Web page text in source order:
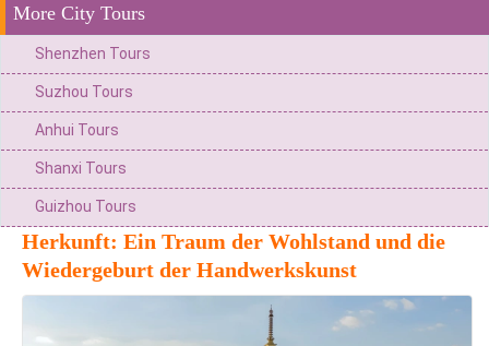
More City Tours
Shenzhen Tours
Suzhou Tours
Anhui Tours
Shanxi Tours
Guizhou Tours
Herkunft: Ein Traum der Wohlstand und die
Wiedergeburt der Handwerkskunst